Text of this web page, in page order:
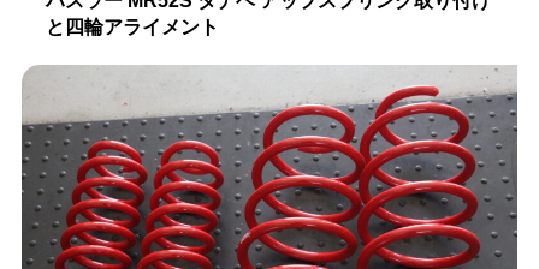
と四輪アライメント